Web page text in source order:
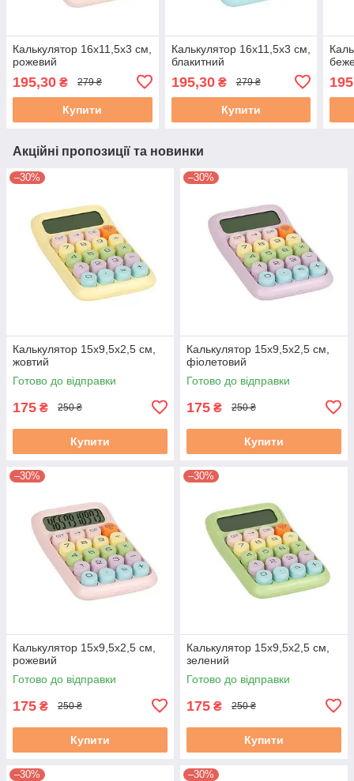
Калькулятор 16х11,5х3 см,
рожевий
195,30 ₴ 279 ₴
Купити
Калькулятор 16х11,5х3 см,
блакитний
195,30₴ 279 ₴
Купити
Акційні пропозиції та новинки
–30%
Калькулятор 15х9,5х2,5 см,
жовтий
Готово до відправки
175 ₴ 250 ₴
Купити
–30%
Калькулятор 15х9,5х2,5 см,
фіолетовий
Готово до відправки
175 ₴ 250 ₴
Купити
–30%
Калькулятор 15х9,5х2,5 см,
рожевий
Готово до відправки
175 ₴ 250 ₴
Купити
–30%
Калькулятор 15х9,5х2,5 см,
зелений
Готово до відправки
175 ₴ 250 ₴
Купити
–30% –30%